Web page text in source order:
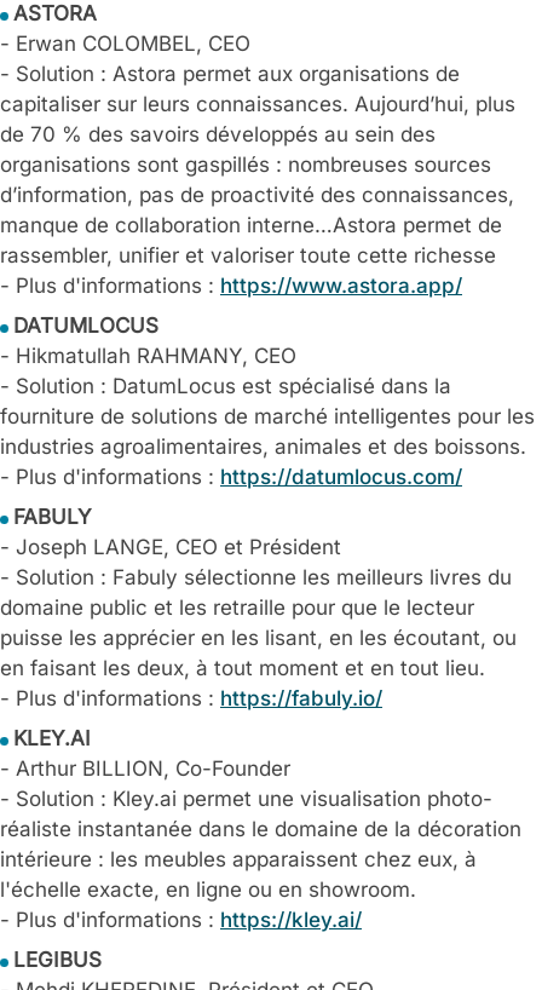
ASTORA
- Erwan COLOMBEL, CEO
- Solution : Astora permet aux organisations de
capitaliser sur leurs connaissances. Aujourd’hui, plus
de 70 % des savoirs développés au sein des
organisations sont gaspillés : nombreuses sources
d’information, pas de proactivité des connaissances,
manque de collaboration interne…Astora permet de
rassembler, unifier et valoriser toute cette richesse
- Plus d'informations : https://www.astora.app/
DATUMLOCUS
- Hikmatullah RAHMANY, CEO
- Solution : DatumLocus est spécialisé dans la
fourniture de solutions de marché intelligentes pour les
industries agroalimentaires, animales et des boissons.
- Plus d'informations : https://datumlocus.com/
FABULY
- Joseph LANGE, CEO et Président
- Solution : Fabuly sélectionne les meilleurs livres du
domaine public et les retraille pour que le lecteur
puisse les apprécier en les lisant, en les écoutant, ou
en faisant les deux, à tout moment et en tout lieu.
- Plus d'informations : https://fabuly.io/
KLEY.AI
- Arthur BILLION, Co-Founder
- Solution : Kley.ai permet une visualisation photo-
réaliste instantanée dans le domaine de la décoration
intérieure : les meubles apparaissent chez eux, à
l'échelle exacte, en ligne ou en showroom.
- Plus d'informations : https://kley.ai/
LEGIBUS